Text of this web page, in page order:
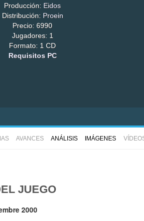
Producción: Eidos
Distribución: Proein
Precio: 6990
Jugadores: 1
Formato: 1 CD
Requisitos PC
AVANCES ANÁLISIS IMÁGENES
JUEGO
2000